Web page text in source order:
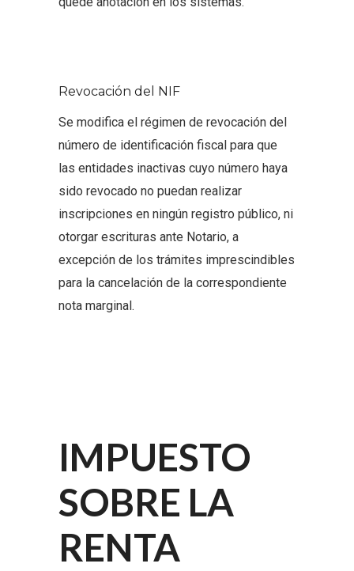
Revocación del NIF
Se modifica el régimen de revocación del
número de identificación fiscal para que
las entidades inactivas cuyo número haya
sido revocado no puedan realizar
inscripciones en ningún registro público, ni
otorgar escrituras ante Notario, a
excepción de los trámites imprescindibles
para la cancelación de la correspondiente
nota marginal.
IMPUESTO
SOBRE LA
RENTA